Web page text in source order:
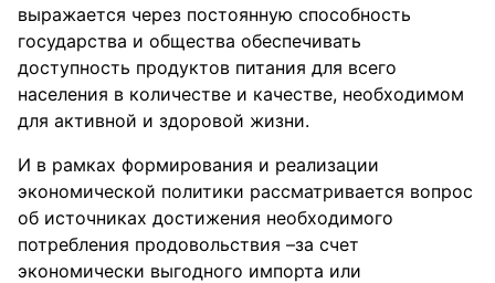
выражается через постоянную способность
государства и общества обеспечивать
доступность продуктов питания для всего
населения в количестве и качестве, необходимом
для активной и здоровой жизни.
И в рамках формирования и реализации
экономической политики рассматривается вопрос
об источниках достижения необходимого
потребления продовольствия –за счет
экономически выгодного импорта или